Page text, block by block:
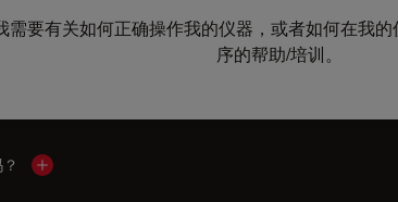
需要有关如何正确操作我的仪器，或者如何在我
序的帮助/培训。
Show local contacts